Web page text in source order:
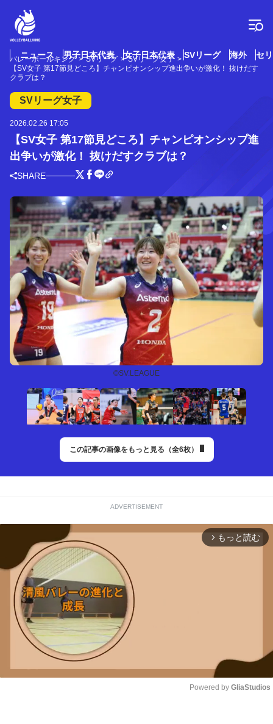
ニュース 男子日本代表 女子日本代表 SVリーグ 海外 セ
バレーボールキング SVリーグ
SVリーグ女子
【SV女子 第17節見どころ】チャンピオンシップ進出争いが激化！ 抜けだす
クラブは？
SVリーグ女子
2026.02.26 17:05
【SV女子 第17節見どころ】チャンピオンシップ進
出争いが激化！ 抜けだすクラブは？
SHARE
この記事の画像をもっと見る（全6枚）
©SV.LEAGUE
ADVERTISEMENT
arrow_forward_ios もっと読む
Powered by GliaStudios